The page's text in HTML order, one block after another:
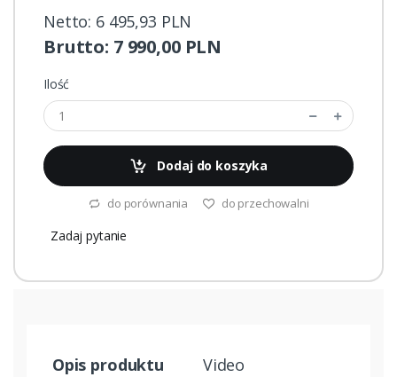
Netto: 6 495,93 PLN
Brutto: 7 990,00 PLN
Ilość
Dodaj do koszyka
do porównania do przechowalni
Zadaj pytanie
Opis produktu Video